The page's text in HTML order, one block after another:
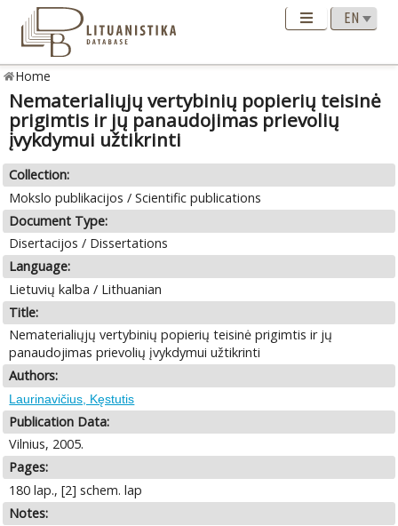
Home
Nematerialiųjų vertybinių popierių teisinė
prigimtis ir jų panaudojimas prievolių
įvykdymui užtikrinti
Collection:
Mokslo publikacijos / Scientific publications
Document Type:
Disertacijos / Dissertations
Language:
Lietuvių kalba / Lithuanian
Title:
Nematerialiųjų vertybinių popierių teisinė prigimtis ir jų
panaudojimas prievolių įvykdymui užtikrinti
Authors:
Laurinavičius, Kęstutis
Publication Data:
Vilnius, 2005.
Pages:
180 lap., [2] schem. lap
Notes: